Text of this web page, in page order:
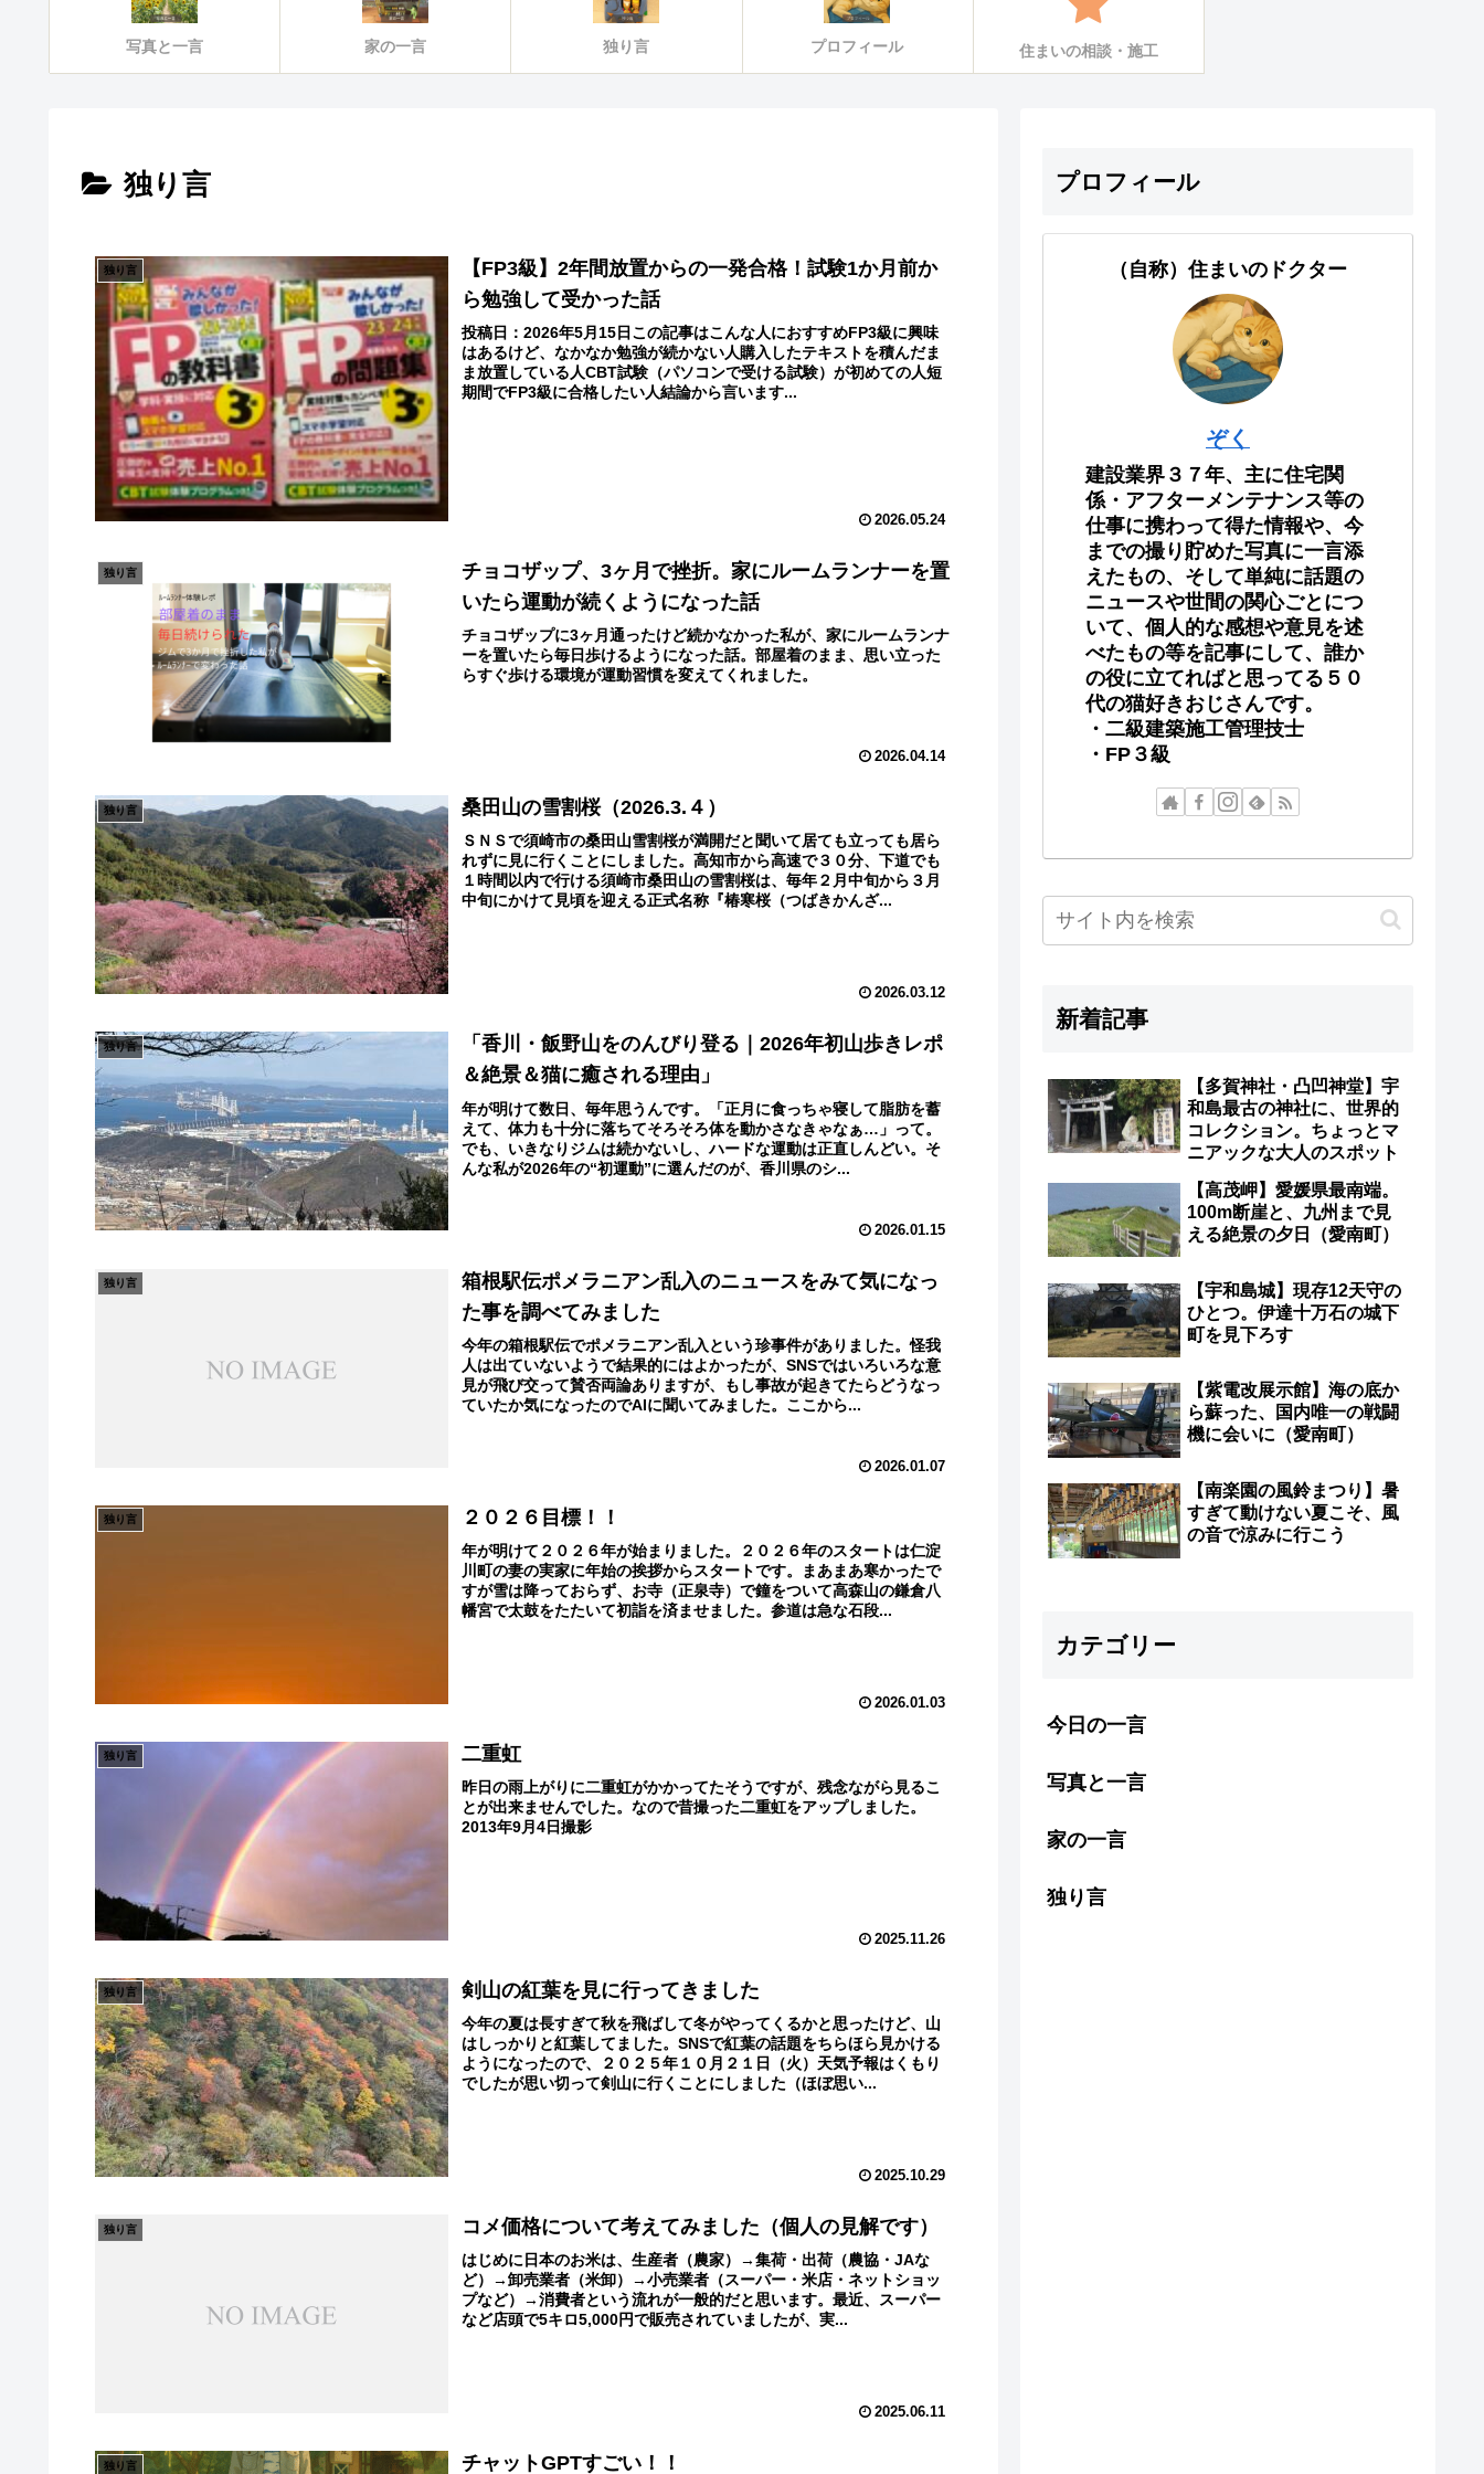
写真と一言 家の一言 独り言 プロフィール 住まいの相談・施工
独り言
独り言
【FP3級】2年間放置からの一発合格！試験1か月前か
ら勉強して受かった話
投稿日：2026年5月15日この記事はこんな人におすすめFP3級に興味
はあるけど、なかなか勉強が続かない人購入したテキストを積んだま
ま放置している人CBT試験（パソコンで受ける試験）が初めての人短
期間でFP3級に合格したい人結論から言います...
2026.05.24
独り言
チョコザップ、3ヶ月で挫折。家にルームランナーを置
いたら運動が続くようになった話
チョコザップに3ヶ月通ったけど続かなかった私が、家にルームランナ
ーを置いたら毎日歩けるようになった話。部屋着のまま、思い立った
らすぐ歩ける環境が運動習慣を変えてくれました。
2026.04.14
独り言 桑田山の雪割桜（2026.3.４）
ＳＮＳで須崎市の桑田山雪割桜が満開だと聞いて居ても立っても居ら
れずに見に行くことにしました。高知市から高速で３０分、下道でも
１時間以内で行ける須崎市桑田山の雪割桜は、毎年２月中旬から３月
中旬にかけて見頃を迎える正式名称『椿寒桜（つばきかんざ...
2026.03.12
独り言
「香川・飯野山をのんびり登る｜2026年初山歩きレポ
＆絶景＆猫に癒される理由」
年が明けて数日、毎年思うんです。「正月に食っちゃ寝して脂肪を蓄
えて、体力も十分に落ちてそろそろ体を動かさなきゃなぁ…」って。
でも、いきなりジムは続かないし、ハードな運動は正直しんどい。そ
んな私が2026年の“初運動”に選んだのが、香川県のシ...
2026.01.15
独り言
箱根駅伝ポメラニアン乱入のニュースをみて気になっ
た事を調べてみました
今年の箱根駅伝でポメラニアン乱入という珍事件がありました。怪我
人は出ていないようで結果的にはよかったが、SNSではいろいろな意
見が飛び交って賛否両論ありますが、もし事故が起きてたらどうなっ
ていたか気になったのでAIに聞いてみました。ここから...
2026.01.07
独り言 ２０２６目標！！
年が明けて２０２６年が始まりました。２０２６年のスタートは仁淀
川町の妻の実家に年始の挨拶からスタートです。まあまあ寒かったで
すが雪は降っておらず、お寺（正泉寺）で鐘をついて高森山の鎌倉八
幡宮で太鼓をたたいて初詣を済ませました。参道は急な石段...
2026.01.03
独り言 二重虹
昨日の雨上がりに二重虹がかかってたそうですが、残念ながら見るこ
とが出来ませんでした。なので昔撮った二重虹をアップしました。
2013年9月4日撮影
2025.11.26
独り言 剣山の紅葉を見に行ってきました
今年の夏は長すぎて秋を飛ばして冬がやってくるかと思ったけど、山
はしっかりと紅葉してました。SNSで紅葉の話題をちらほら見かける
ようになったので、２０２５年１０月２１日（火）天気予報はくもり
でしたが思い切って剣山に行くことにしました（ほぼ思い...
2025.10.29
独り言 コメ価格について考えてみました（個人の見解です）
はじめに日本のお米は、生産者（農家）→集荷・出荷（農協・JAな
ど）→卸売業者（米卸）→小売業者（スーパー・米店・ネットショッ
プなど）→消費者という流れが一般的だと思います。最近、スーパー
など店頭で5キロ5,000円で販売されていましたが、実...
2025.06.11
独り言 チャットGPTすごい！！
プロフィール
（自称）住まいのドクター
ぞく
建設業界３７年、主に住宅関
係・アフターメンテナンス等の
仕事に携わって得た情報や、今
までの撮り貯めた写真に一言添
えたもの、そして単純に話題の
ニュースや世間の関心ごとにつ
いて、個人的な感想や意見を述
べたもの等を記事にして、誰か
の役に立てればと思ってる５０
代の猫好きおじさんです。
・二級建築施工管理技士
・FP３級
新着記事
【多賀神社・凸凹神堂】宇
和島最古の神社に、世界的
コレクション。ちょっとマ
ニアックな大人のスポット
【高茂岬】愛媛県最南端。
100m断崖と、九州まで見
える絶景の夕日（愛南町）
【宇和島城】現存12天守の
ひとつ。伊達十万石の城下
町を見下ろす
【紫電改展示館】海の底か
ら蘇った、国内唯一の戦闘
機に会いに（愛南町）
【南楽園の風鈴まつり】暑
すぎて動けない夏こそ、風
の音で涼みに行こう
カテゴリー
今日の一言
写真と一言
家の一言
独り言